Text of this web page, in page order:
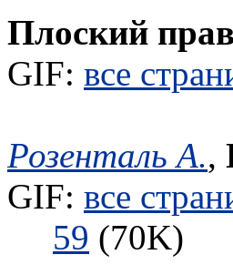
Плоский
GIF: все
Розенталь А.,
GIF: все
59 (70K)